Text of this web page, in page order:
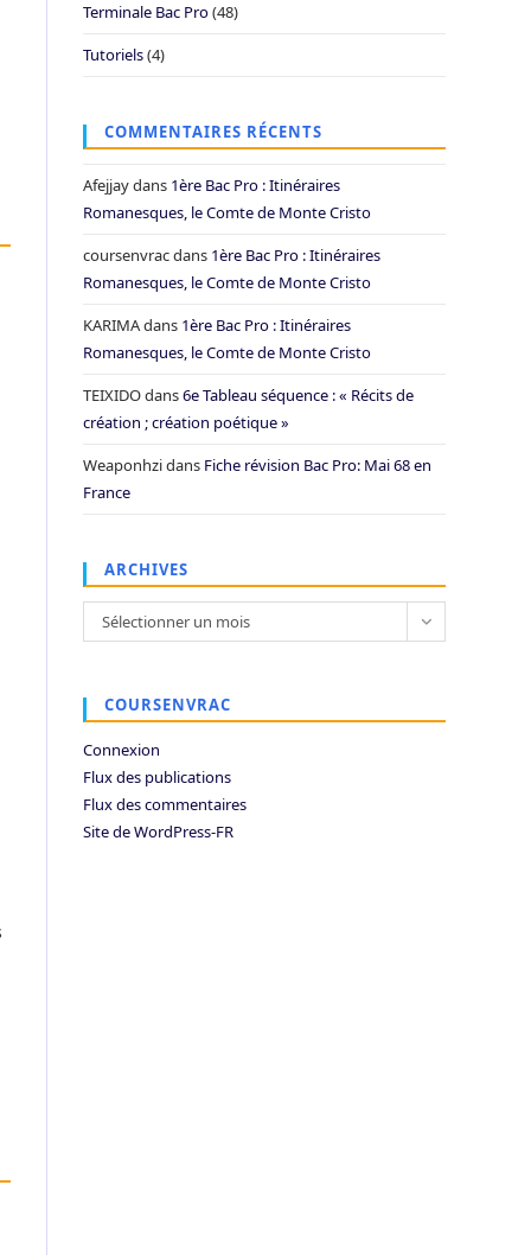
Terminale Bac Pro(48)
Tutoriels(4)
COMMENTAIRES RÉCENTS
Afejjaydans 1ère Bac Pro : Itinéraires
Romanesques, le Comte de Monte Cristo
coursenvracdans 1ère Bac Pro : Itinéraires
Romanesques, le Comte de Monte Cristo
KARIMAdans 1ère Bac Pro : Itinéraires
Romanesques, le Comte de Monte Cristo
TEIXIDOdans6e Tableau séquence : « Récits de
création ; création poétique »
Weaponhzidans Fiche révision Bac Pro: Mai 68 en
France
ARCHIVES
Archives
Sélectionner un mois
COURSENVRAC
Connexion
Flux des publications
Flux des commentaires
Site de WordPress-FR